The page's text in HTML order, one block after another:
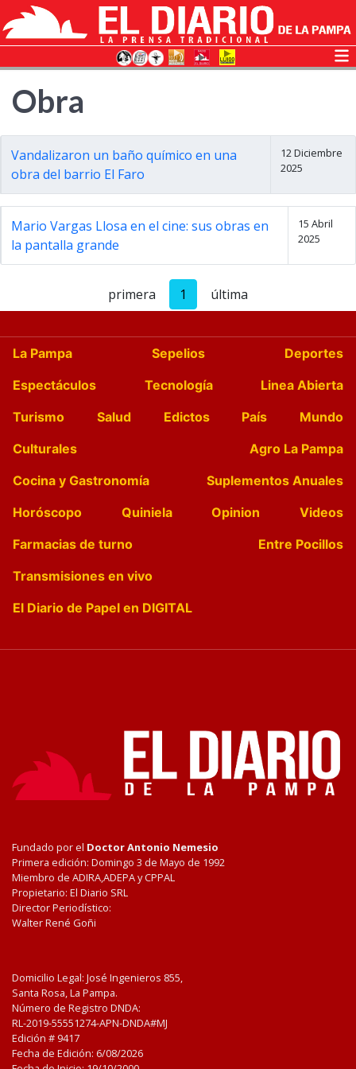
Obra
Vandalizaron un baño químico en una
obra del barrio El Faro
12 Diciembre
2025
Mario Vargas Llosa en el cine: sus obras en
la pantalla grande
15 Abril
2025
primera 1 última
La Pampa Sepelios
Deportes
Espectáculos
Tecnología
Linea Abierta
Turismo
Salud Edictos País
Mundo
Culturales
Agro La Pampa
Cocina y Gastronomía
Suplementos Anuales
Horóscopo
Quiniela Opinion
Videos
Farmacias de turno
Entre Pocillos
Transmisiones en vivo
El Diario de Papel en DIGITAL
Fundado por el Doctor Antonio Nemesio
Primera edición: Domingo 3 de Mayo de 1992
Miembro de ADIRA,ADEPA y CPPAL
Propietario: El Diario SRL
Director Periodístico:
Walter René Goñi
Domicilio Legal: José Ingenieros 855,
Santa Rosa, La Pampa.
Número de Registro DNDA:
RL-2019-55551274-APN-DNDA#MJ
Edición # 9417
Fecha de Edición: 6/08/2026